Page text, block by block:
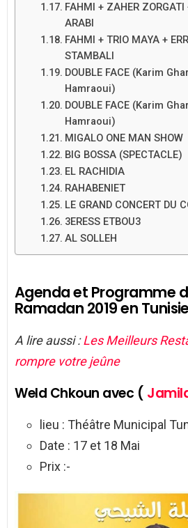
FAHMI + ZAHER ZORGATI
ARABI
FAHMI + TRIO MAYA +
STAMBALI
DOUBLE FACE (Karim
Hamraoui)
DOUBLE FACE (Karim
Hamraoui)
MIGALO ONE MAN SHOW
BIG BOSSA (SPECTACLE)
EL RACHIDIA
RAHABENIET
LE GRAND CONCERT DU
3ERESS ETBOU3
AL SOLLEH
Agenda et Programme
Ramadan 2019 en Tunisie
A lire aussi :Les Meilleurs
rompre votre jeûne
Weld Chkoun avec (
lieu : Théâtre Municipal
Date : 17 et 18 Mai
Prix :-